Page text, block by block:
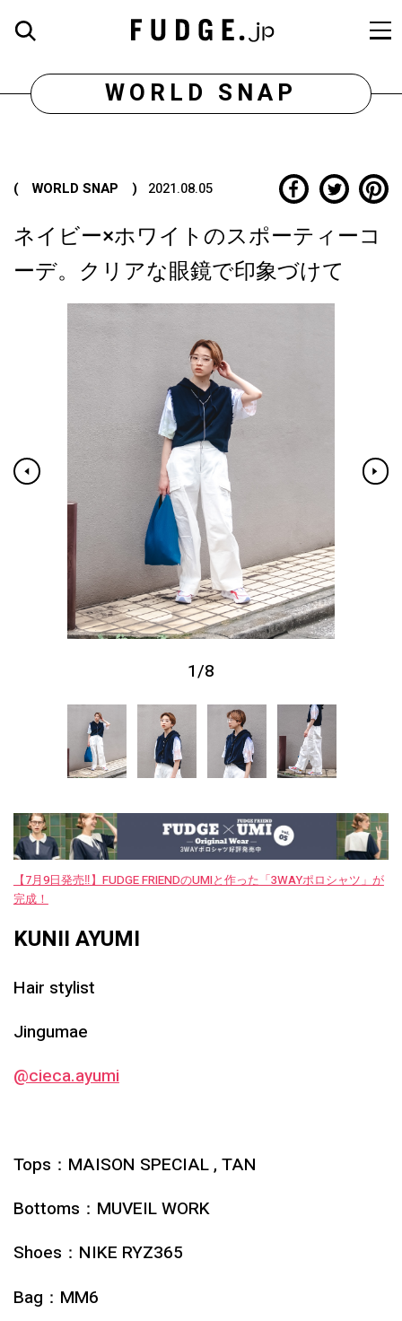
WORLD SNAP
( WORLD SNAP ) 2021.08.05
ネイビー×ホワイトのスポーティーコ
ーデ。クリアな眼鏡で印象づけて
1/8
【7月9日発売‼︎】FUDGE FRIENDのUMIと作った「3WAYポロシャツ」が
完成！
KUNII AYUMI
Hair stylist
Jingumae
@cieca.ayumi
Tops：MAISON SPECIAL , TAN
Bottoms：MUVEIL WORK
Shoes：NIKE RYZ365
Bag：MM6